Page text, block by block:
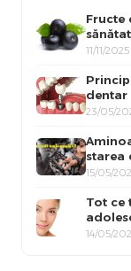
Fructe
11/11/2025
dentar
23/05/
starea
15/05/
Tot ce
14/05/